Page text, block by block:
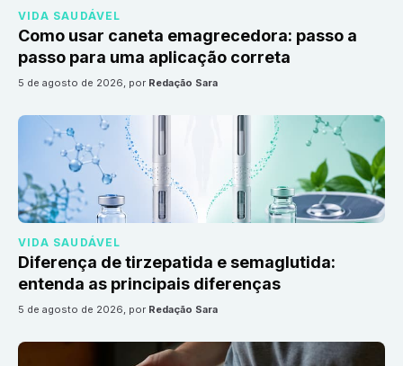
VIDA SAUDÁVEL
Como usar caneta emagrecedora: passo a
passo para uma aplicação correta
5 de agosto de 2026, por Redação Sara
VIDA SAUDÁVEL
Diferença de tirzepatida e semaglutida:
entenda as principais diferenças
5 de agosto de 2026, por Redação Sara